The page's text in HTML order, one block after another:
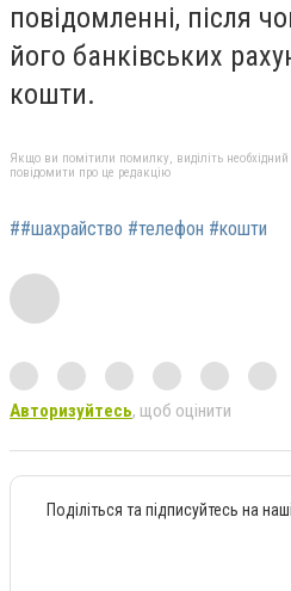
повідомленні, після
його банківських
кошти.
Якщо ви помітили помилку, виділіть
повідомити про це редакцію
##шахрайство #телефон #кошти
Авторизуйтесь, щоб оцінити
Поділіться та підписуйтесь на